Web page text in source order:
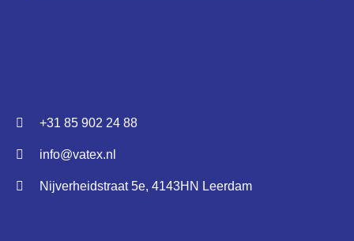
+31 85 902 24 88
info@vatex.nl
Nijverheidstraat 5e, 4143HN Leerdam